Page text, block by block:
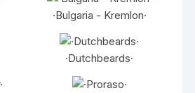
·Bulgaria - Kremlon·
·Dutchbeards·